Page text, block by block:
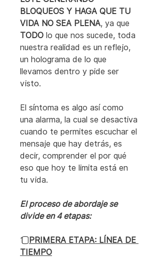
BLOQUEOS Y HAGA QUE TU
VIDA NO SEA PLENA, ya que
TODO lo que nos sucede, toda
nuestra realidad es un reflejo,
un holograma de lo que
llevamos dentro y pide ser
visto.
El síntoma es algo así como
una alarma, la cual se desactiva
cuando te permites escuchar el
mensaje que hay detrás, es
decir, comprender el por qué
eso que hoy te limita está en
tu vida.
El proceso de abordaje se
divide en 4 etapas:
1️⃣ PRIMERA ETAPA: LÍNEA DE
TIEMPO